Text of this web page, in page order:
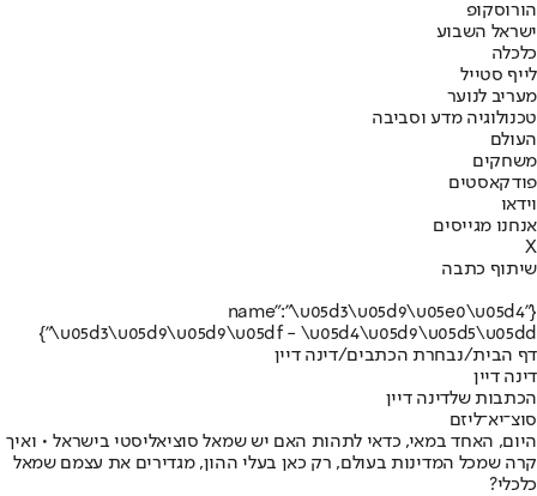
הורוסקופ
ישראל השבוע
כלכלה
לייף סטייל
מעריב לנוער
טכנולוגיה מדע וסביבה
העולם
משחקים
פודקאסטים
וידאו
אנחנו מגייסים
X
שיתוף כתבה
{"name":"\u05d3\u05d9\u05e0\u05d4
\u05d3\u05d9\u05d9\u05df - \u05d4\u05d9\u05d5\u05dd"}
דף הבית/נבחרת הכתבים/דינה דיין
דינה דיין
הכתבות שלדינה דיין
סוצ־יא־ליזם
היום, האחד במאי, כדאי לתהות האם יש שמאל סוציאליסטי בישראל • ואיך
קרה שמכל המדינות בעולם, רק כאן בעלי ההון, מגדירים את עצמם שמאל
כלכלי?